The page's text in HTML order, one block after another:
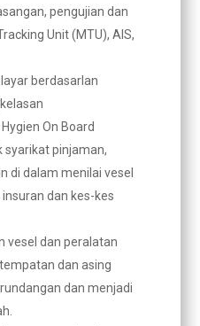
pengujian dan
Unit (MTU), AIS,
berdasarlan
On Board
syarikat pinjaman,
di dalam menilai vesel
dan kes-kes
vesel dan peralatan
dan asing
dan menjadi